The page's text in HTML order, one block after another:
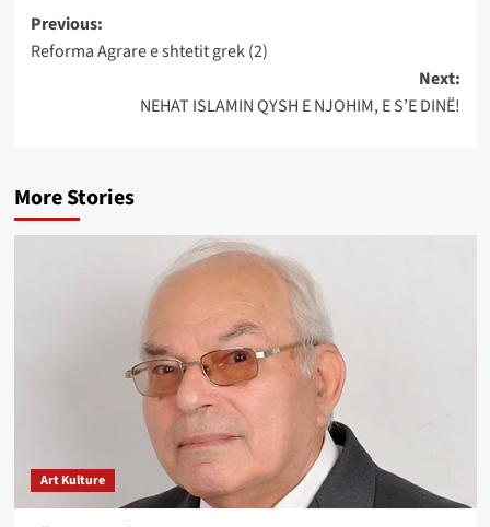
Post
navigation
Previous:
Reforma Agrare e shtetit grek (2)
Next:
NEHAT ISLAMIN QYSH E NJOHIM, E S’E DINË!
More Stories
Art Kulture